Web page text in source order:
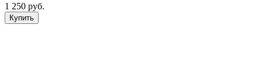
1 250 руб.
Купить